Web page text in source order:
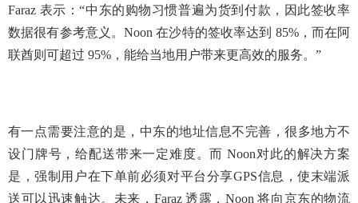
Faraz 表示：“中东的购物习惯普遍为货到付款，因此签收率
数据很有参考意义。Noon 在沙特的签收率达到 85%，而在阿
联酋则可超过 95%，能给当地用户带来更高效的服务。”
有一点需要注意的是，中东的地址信息不完善，很多地方不
设门牌号，给配送带来一定难度。而 Noon对此的解决方案
是，强制用户在下单前必须对平台分享GPS信息，使末端派
送可以迅速触达。未来，Faraz 透露，Noon 将向京东的物流